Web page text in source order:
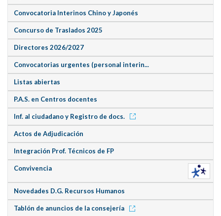
Convocatoria Interinos Chino y Japonés
Concurso de Traslados 2025
Directores 2026/2027
Convocatorias urgentes (personal interin...
Listas abiertas
P.A.S. en Centros docentes
Inf. al ciudadano y Registro de docs.
Actos de Adjudicación
Integración Prof. Técnicos de FP
Convivencia
Novedades D.G. Recursos Humanos
Tablón de anuncios de la consejería